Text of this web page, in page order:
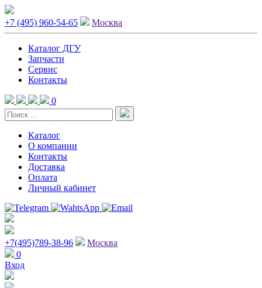
+7 (495) 960-54-65 Москва
Каталог ДГУ
Запчасти
Сервис
Контакты
0
Каталог
О компании
Контакты
Доставка
Оплата
Личный кабинет
+7(495)789-38-96
Москва
0
Вход